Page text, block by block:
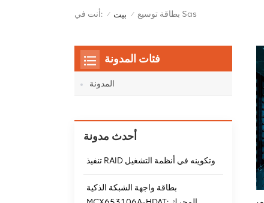
أنت في: / بيت / بطاقة توسيع Sas
فئات المدونة
المدونة
أحدث مدونة
تنفيذ RAID وتكوينه في أنظمة التشغيل
بطاقة واجهة الشبكة الذكية